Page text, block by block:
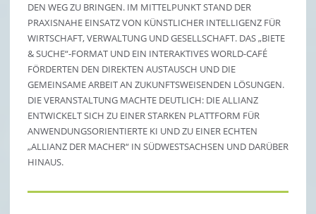
EN WEG ZU BRINGEN. IM MITTELPUNKT STAND DER P
RAXISNAHE EINSATZ VON KÜNSTLICHER INTELLIGENZ FÜR W
IRTSCHAFT, VERWALTUNG UND GESELLSCHAFT. DAS „BIETE &
SUCHE“-FORMAT UND EIN INTERAKTIVES WORLD-CAFÉ F
ÖRDERTEN DEN DIREKTEN AUSTAUSCH UND DIE G
EMEINSAME ARBEIT AN ZUKUNFTSWEISENDEN LÖSUNGEN. D
IE VERANSTALTUNG MACHTE DEUTLICH: DIE ALLIANZ E
NTWICKELT SICH ZU EINER STARKEN PLATTFORM FÜR A
NWENDUNGSORIENTIERTE KI UND ZU EINER ECHTEN „
ALLIANZ DER MACHER“ IN SÜDWESTSACHSEN UND DARÜBER H
INAUS.